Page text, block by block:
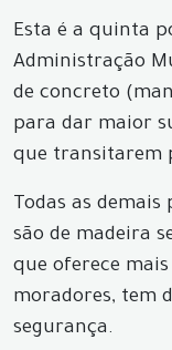
Esta é a quinta
Administração
de concreto
para dar maior
que transitarem
Todas as
são de madeira
que oferece
moradores, tem
segurança.